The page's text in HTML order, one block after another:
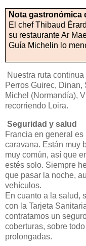
Nota gastronómica
El chef Thibaud
su restaurante Ar
Guía Michelin lo
Nuestra ruta
Perros Guirec,
Michel (Normandía),
recorriendo Loira.
Seguridad y salud
Francia en general
caravana. Están muy
muy común, así que
estés solo. Siempre
que pasar la noche,
vehículos.
En cuanto a la salud,
con la Tarjeta
contratamos un
coberturas, sobre
prolongadas.